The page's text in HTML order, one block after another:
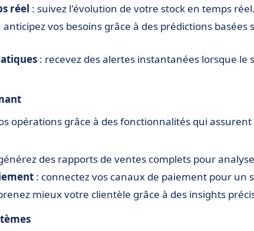
réel : suivez l'évolution de votre stock en temps réel.
anticipez vos besoins grâce à des prédictions basées
: recevez des alertes instantanées lorsque le
opérations grâce à des fonctionnalités qui
des rapports de ventes complets pour
: connectez vos canaux de paiement pour un
mieux votre clientèle grâce à des insights